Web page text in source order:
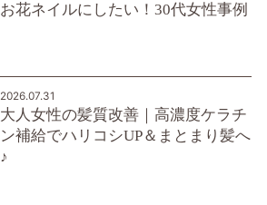
お花ネイルにしたい！30代女性事例
2026.07.31
大人女性の髪質改善｜高濃度ケラチ
ン補給でハリコシUP＆まとまり髪へ
♪